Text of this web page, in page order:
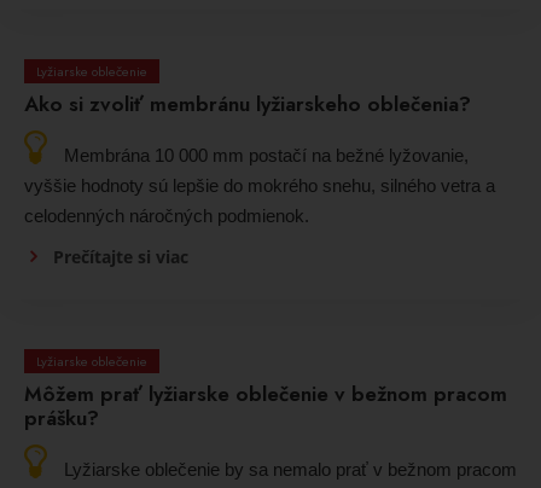
Lyžiarske oblečenie
Ako si zvoliť membránu lyžiarskeho oblečenia?
Membrána 10 000 mm postačí na bežné lyžovanie,
vyššie hodnoty sú lepšie do mokrého snehu, silného vetra a
celodenných náročných podmienok.
Prečítajte si viac
Lyžiarske oblečenie
Môžem prať lyžiarske oblečenie v bežnom pracom
prášku?
Lyžiarske oblečenie by sa nemalo prať v bežnom pracom